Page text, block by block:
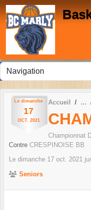
Le dimanche
17
OCT. 2021
Accueil
Championnat
Contre CRESPINOISE BB
Le dimanche 17 oct. 2021
Seniors
Panneau de gestion des